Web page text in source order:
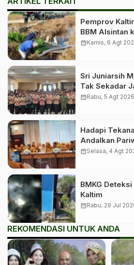
Pemprov
BBM Alsintan
10 Kabupaten
calendar_monthKamis, 6 Agt
Sri Juniarsih
Tak Sekadar
Seremonial
calendar_monthRabu, 5 Agt 2026
Hadapi
Andalkan
Menanti Dana
calendar_monthSelasa, 4 Agt
BMKG
Kaltim
calendar_monthRabu, 29 Jul
REKOMENDASI UNTUK ANDA